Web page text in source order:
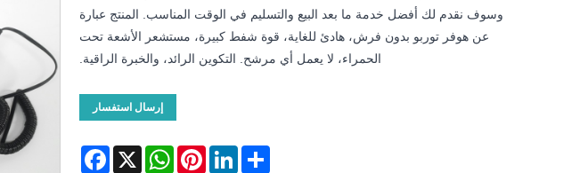
وسوف نقدم لك أفضل خدمة ما بعد البيع والتسليم في الوقت المناسب. المنتج عبارة
عن هوفر توربو بدون فرش، هادئ للغاية، قوة شفط كبيرة، مستشعر الأشعة تحت
الحمراء، لا يعمل أي مرشح. التكوين الرائد، والخبرة الراقية.
إرسال استفسار
Facebook X
WhatsAppPinterestLinkedInShare